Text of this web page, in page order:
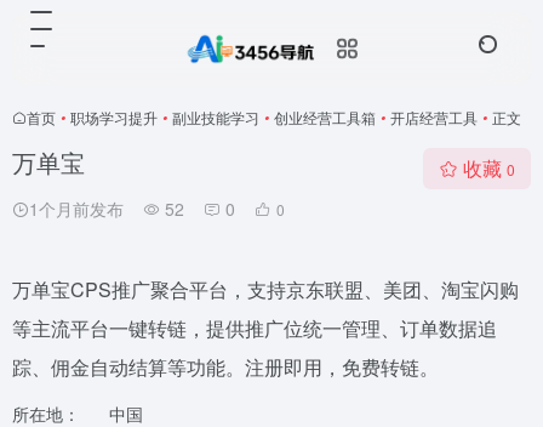
首页 • 职场学习提升 • 副业技能学习 • 创业经营工具箱 • 开店经营工具 • 正文
万单宝
1个月前发布 52 0 0
收藏 0
万单宝CPS推广聚合平台，支持京东联盟、美团、淘宝闪购
等主流平台一键转链，提供推广位统一管理、订单数据追
踪、佣金自动结算等功能。注册即用，免费转链。
所在地：
中国